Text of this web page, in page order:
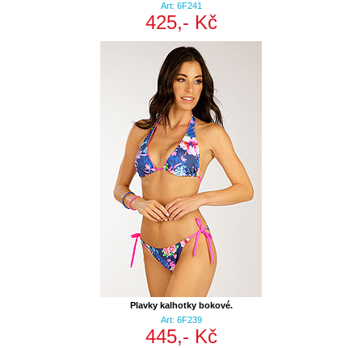
Art: 6F241
425,- Kč
Plavky kalhotky bokové.
Art: 6F239
445,- Kč